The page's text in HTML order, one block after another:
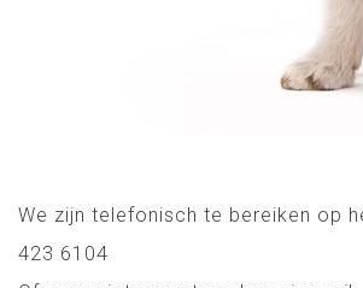
We zijn telefonisch te bereiken op
423 6104